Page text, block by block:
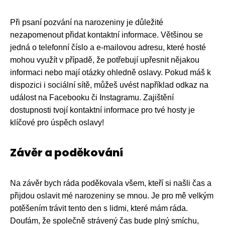
Při psaní pozvání na narozeniny je důležité
nezapomenout přidat kontaktní informace. Většinou se
jedná o telefonní číslo a e-mailovou adresu, které hosté
mohou využít v případě, že potřebují upřesnit nějakou
informaci nebo mají otázky ohledně oslavy. Pokud máš k
dispozici i sociální sítě, můžeš uvést například odkaz na
událost na Facebooku či Instagramu. Zajištění
dostupnosti tvojí kontaktní informace pro tvé hosty je
klíčové pro úspěch oslavy!
Závěr a poděkování
Na závěr bych ráda poděkovala všem, kteří si našli čas a
přijdou oslavit mé narozeniny se mnou. Je pro mě velkým
potěšením trávit tento den s lidmi, které mám ráda.
Doufám, že společně strávený čas bude plný smíchu,